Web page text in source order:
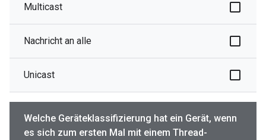
Multicast
Nachricht an alle
Unicast
Welche Geräteklassifizierung hat ein Gerät, wenn
es sich zum ersten Mal mit einem Thread-